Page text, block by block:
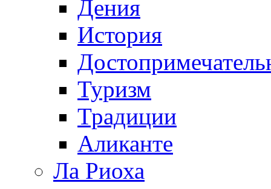
Дения
История
Туризм
Традиции
Аликанте
Ла Риоха